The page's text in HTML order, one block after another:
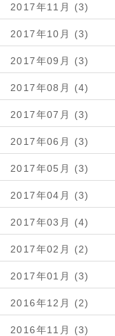
2017年11月 (3)
2017年10月 (3)
2017年09月 (3)
2017年08月 (4)
2017年07月 (3)
2017年06月 (3)
2017年05月 (3)
2017年04月 (3)
2017年03月 (4)
2017年02月 (2)
2017年01月 (3)
2016年12月 (2)
2016年11月 (3)